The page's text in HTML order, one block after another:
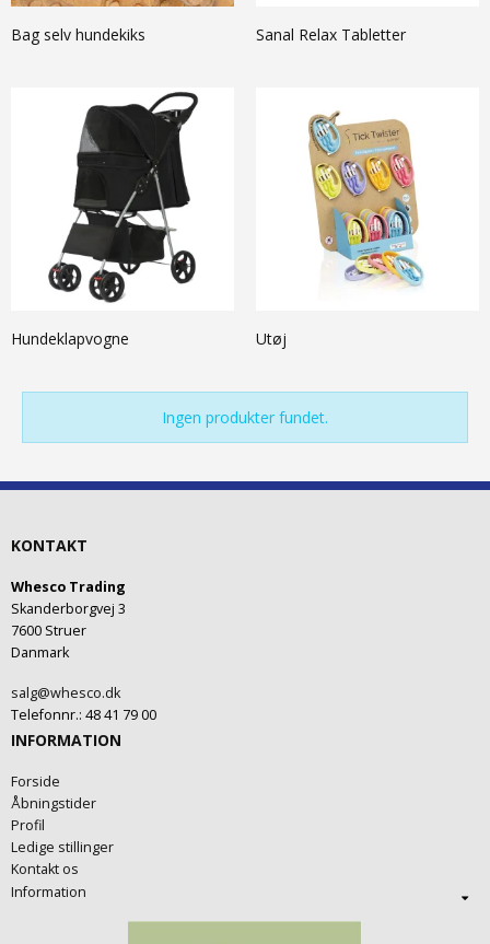
Bag selv hundekiks Sanal Relax Tabletter
Hundeklapvogne Utøj
Ingen produkter fundet.
KONTAKT
Whesco Trading
Skanderborgvej 3
7600 Struer
Danmark
salg@whesco.dk
Telefonnr.: 48 41 79 00
INFORMATION
Forside
Åbningstider
Profil
Ledige stillinger
Kontakt os
Information